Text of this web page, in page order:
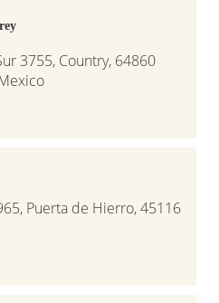
3755, Country, 64860
Puerta de Hierro, 45116